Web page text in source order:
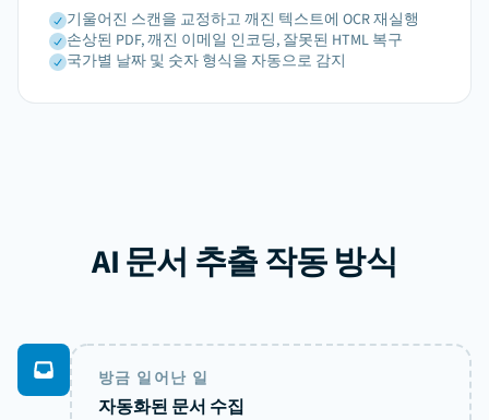
기울어진 스캔을 교정하고 깨진 텍스트에 OCR 재실행
손상된 PDF, 깨진 이메일 인코딩, 잘못된 HTML 복구
국가별 날짜 및 숫자 형식을 자동으로 감지
AI 문서 추출 작동 방식
방금 일어난 일
자동화된 문서 수집